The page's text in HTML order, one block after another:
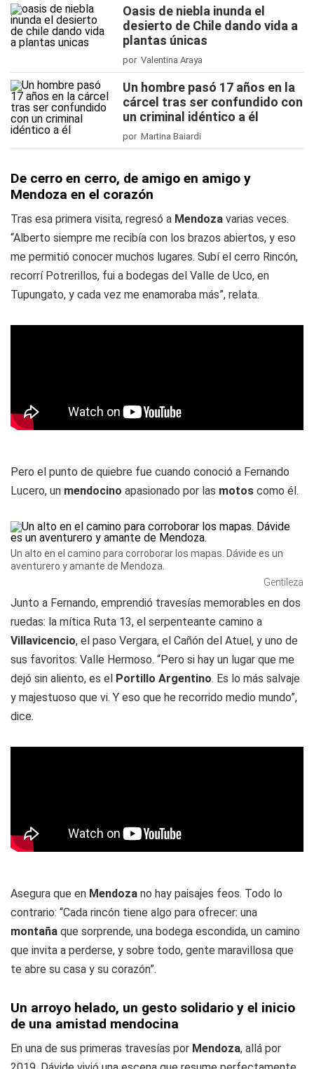
Oasis de niebla inunda el
desierto de Chile dando vida a
plantas únicas
por Valentina Araya
Un hombre pasó 17 años en la
cárcel tras ser confundido con
un criminal idéntico a él
por Martina Baiardi
De cerro en cerro, de amigo en amigo y
Mendoza en el corazón
Tras esa primera visita, regresó a Mendoza varias veces.
“Alberto siempre me recibía con los brazos abiertos, y eso
me permitió conocer muchos lugares. Subí el cerro Rincón,
recorrí Potrerillos, fui a bodegas del Valle de Uco, en
Tupungato, y cada vez me enamoraba más”, relata.
Pero el punto de quiebre fue cuando conoció a Fernando
Lucero, un mendocino apasionado por las motos como él.
Un alto en el camino para corroborar los mapas. Dávide es un
aventurero y amante de Mendoza.
Gentileza
Junto a Fernando, emprendió travesías memorables en dos
ruedas: la mítica Ruta 13, el serpenteante camino a
Villavicencio, el paso Vergara, el Cañón del Atuel, y uno de
sus favoritos: Valle Hermoso. “Pero si hay un lugar que me
dejó sin aliento, es el Portillo Argentino. Es lo más salvaje
y majestuoso que vi. Y eso que he recorrido medio mundo”,
dice.
Asegura que en Mendoza no hay paisajes feos. Todo lo
contrario: “Cada rincón tiene algo para ofrecer: una
montaña que sorprende, una bodega escondida, un camino
que invita a perderse, y sobre todo, gente maravillosa que
te abre su casa y su corazón”.
Un arroyo helado, un gesto solidario y el inicio
de una amistad mendocina
En una de sus primeras travesías por Mendoza, allá por